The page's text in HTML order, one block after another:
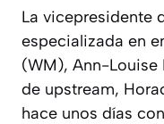
La vicepresidente
especializada en
(WM), Ann-
de upstream,
hace unos días